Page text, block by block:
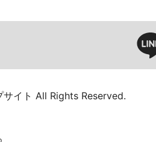
イト All Rights Reserved.